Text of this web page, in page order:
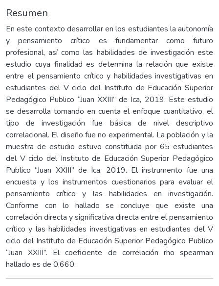
Resumen
En este contexto desarrollar en los estudiantes la autonomía
y pensamiento crítico es fundamentar como futuro
profesional, así como las habilidades de investigación este
estudio cuya finalidad es determina la relación que existe
entre el pensamiento crítico y habilidades investigativas en
estudiantes del V ciclo del Instituto de Educación Superior
Pedagógico Publico “Juan XXIII” de Ica, 2019. Este estudio
se desarrolla tomando en cuenta el enfoque cuantitativo, el
tipo de investigación fue básica de nivel descriptivo
correlacional. El diseño fue no experimental. La población y la
muestra de estudio estuvo constituida por 65 estudiantes
del V ciclo del Instituto de Educación Superior Pedagógico
Publico “Juan XXIII” de Ica, 2019. El instrumento fue una
encuesta y los instrumentos cuestionarios para evaluar el
pensamiento crítico y las habilidades en investigación.
Conforme con lo hallado se concluye que existe una
correlación directa y significativa directa entre el pensamiento
crítico y las habilidades investigativas en estudiantes del V
ciclo del Instituto de Educación Superior Pedagógico Publico
“Juan XXIII”. El coeficiente de correlación rho spearman
hallado es de 0,660.